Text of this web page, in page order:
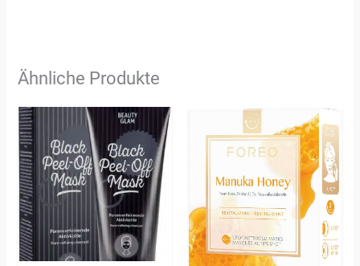
Ähnliche Produkte